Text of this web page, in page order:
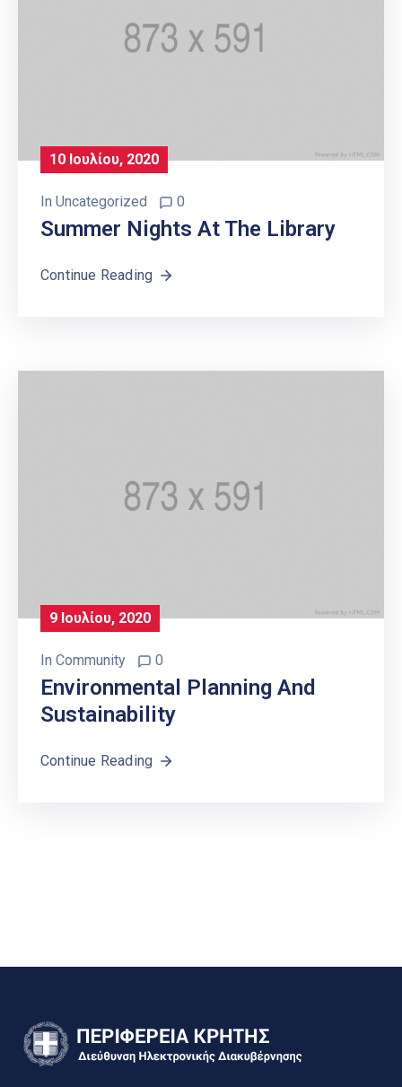
10 Ιουλίου, 2020
In Uncategorized 0
Summer Nights At The Library
Continue Reading
9 Ιουλίου, 2020
In Community 0
Environmental Planning And
Sustainability
Continue Reading